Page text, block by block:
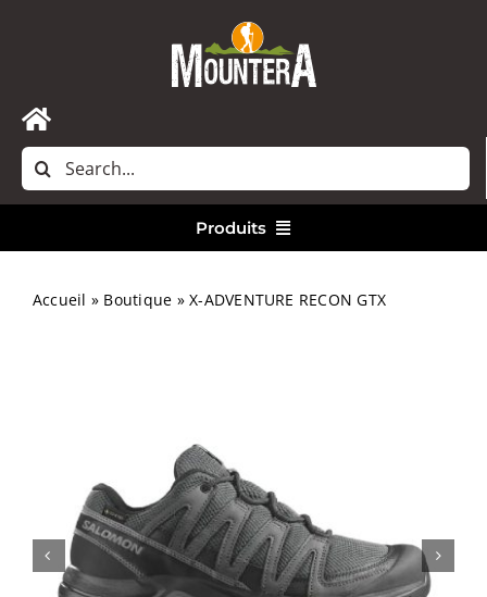
Toggle
Navigation
Accueil
Rechercher:
Produits
Trail
Escalade / Alpinisme
Accueil » Boutique »X-ADVENTURE RECON GTX